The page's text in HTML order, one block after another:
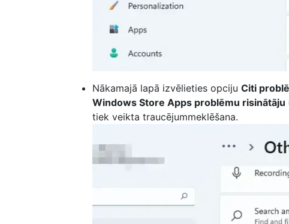
Nākamajā lapā izvēlieties opciju Citi
Windows Store Apps problēmu risinātāju
tiek veikta traucējummeklēšana.